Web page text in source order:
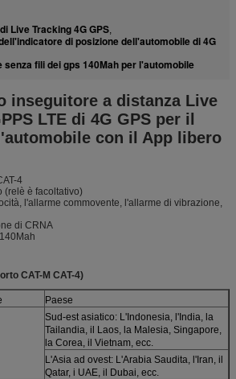
Live Tracking 4G GPS,
di posizione dell'automobile di 4G
senza fili dei gps 140Mah per l'automobile
inseguitore a distanza Live
LTE di 4G GPS per il
con il App libero
4
(relè è facoltativo)
l'allarme commovente, l'allarme di vibrazione,
di CRNA
CAT-M CAT-4)
Paese
Sud-est asiatico: L'Indonesia, l'India, la
Tailandia, il Laos, la Malesia, Singapore,
la Corea, il Vietnam, ecc.
L'Asia ad ovest: L'Arabia Saudita, l'Iran, il
Qatar, i UAE, il Dubai, ecc.